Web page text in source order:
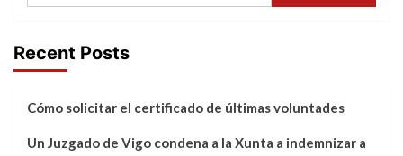
Recent Posts
Cómo solicitar el certificado de últimas voluntades
Un Juzgado de Vigo condena a la Xunta a indemnizar a